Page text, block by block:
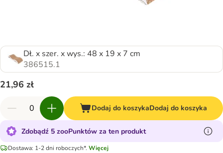
Dł. x szer. x wys.: 48 x 19 x 7 cm
386515.1
21,96 zł
Dodaj do koszykaDodaj do koszyka
Zdobądź 5 zooPunktów za ten produkt
Dostawa: 1-2 dni roboczych*. Więcej